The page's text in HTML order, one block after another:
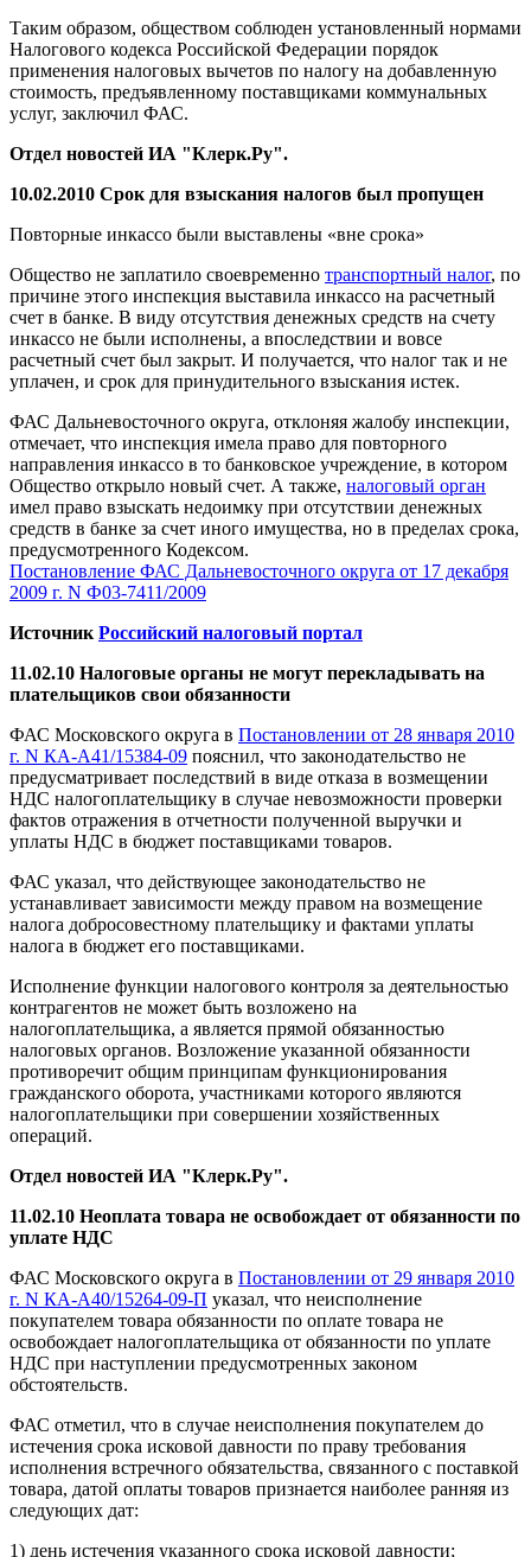
Таким образом, обществом соблюден установленный нормами
Налогового кодекса Российской Федерации порядок
применения налоговых вычетов по налогу на добавленную
стоимость, предъявленному поставщиками коммунальных
услуг, заключил ФАС.
Отдел новостей ИА "Клерк.Ру".
10.02.2010 Срок для взыскания налогов был пропущен
Повторные инкассо были выставлены «вне срока»
Общество не заплатило своевременно транспортный налог, по
причине этого инспекция выставила инкассо на расчетный
счет в банке. В виду отсутствия денежных средств на счету
инкассо не были исполнены, а впоследствии и вовсе
расчетный счет был закрыт. И получается, что налог так и не
уплачен, и срок для принудительного взыскания истек.
ФАС Дальневосточного округа, отклоняя жалобу инспекции,
отмечает, что инспекция имела право для повторного
направления инкассо в то банковское учреждение, в котором
Общество открыло новый счет. А также, налоговый орган
имел право взыскать недоимку при отсутствии денежных
средств в банке за счет иного имущества, но в пределах срока,
предусмотренного Кодексом.
Постановление ФАС Дальневосточного округа от 17 декабря
2009 г. N Ф03-7411/2009
Источник Российский налоговый портал
11.02.10 Налоговые органы не могут перекладывать на
плательщиков свои обязанности
ФАС Московского округа в Постановлении от 28 января 2010
г. N КА-А41/15384-09 пояснил, что законодательство не
предусматривает последствий в виде отказа в возмещении
НДС налогоплательщику в случае невозможности проверки
фактов отражения в отчетности полученной выручки и
уплаты НДС в бюджет поставщиками товаров.
ФАС указал, что действующее законодательство не
устанавливает зависимости между правом на возмещение
налога добросовестному плательщику и фактами уплаты
налога в бюджет его поставщиками.
Исполнение функции налогового контроля за деятельностью
контрагентов не может быть возложено на
налогоплательщика, а является прямой обязанностью
налоговых органов. Возложение указанной обязанности
противоречит общим принципам функционирования
гражданского оборота, участниками которого являются
налогоплательщики при совершении хозяйственных
операций.
Отдел новостей ИА "Клерк.Ру".
11.02.10 Неоплата товара не освобождает от обязанности по
уплате НДС
ФАС Московского округа в Постановлении от 29 января 2010
г. N КА-А40/15264-09-П указал, что неисполнение
покупателем товара обязанности по оплате товара не
освобождает налогоплательщика от обязанности по уплате
НДС при наступлении предусмотренных законом
обстоятельств.
ФАС отметил, что в случае неисполнения покупателем до
истечения срока исковой давности по праву требования
исполнения встречного обязательства, связанного с поставкой
товара, датой оплаты товаров признается наиболее ранняя из
следующих дат:
1) день истечения указанного срока исковой давности;